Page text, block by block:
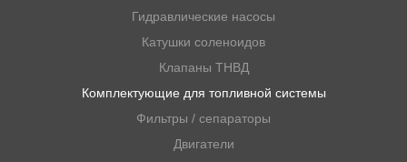
Гидравлические насосы
Катушки соленоидов
Клапаны ТНВД
Комплектующие для топливной системы
Фильтры / сепараторы
Двигатели